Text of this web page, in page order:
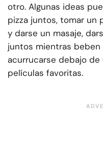
otro. Algunas ideas
pizza juntos, tomar un
y darse un masaje,
juntos mientras
acurrucarse debajo de
películas favoritas.